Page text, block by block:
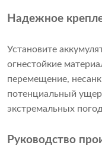
Надежное
Установите
огнестойкие
перемещение,
потенциальный
экстремальных
Руководство